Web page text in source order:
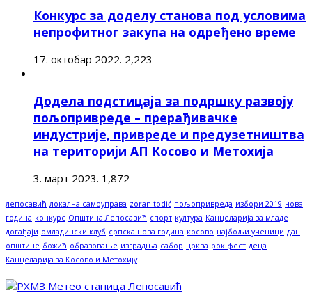
Конкурс за доделу станова под условима
непрофитног закупа на одређено време
17. октобар 2022. 2,223
Додела подстицаја за подршку развоју
пољопривреде – прерађивачке
индустрије, привреде и предузетништва
на територији АП Косово и Метохија
3. март 2023. 1,872
лепосавић локална самоуправа zoran todić пољопривреда избори 2019 нова
година конкурс Општина Лепосавић спорт култура Канцеларија за младе
догађаји омладински клуб српска нова година косово најбољи ученици дан
општине божић образовање изградња сабор црква рок фест деца
Канцеларија за Косово и Метохију